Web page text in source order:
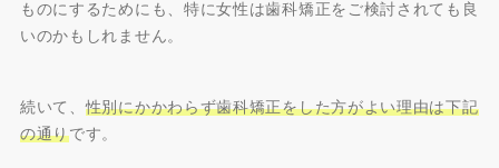
ものにするためにも、特に女性は歯科矯正をご検討されても良
いのかもしれません。
続いて、性別にかかわらず歯科矯正をした方がよい理由は下記
の通りです。